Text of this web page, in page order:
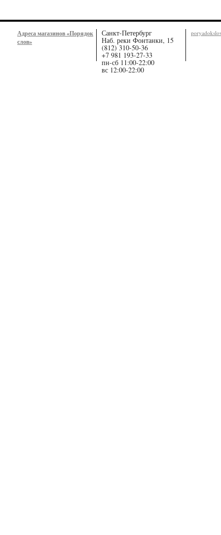
Адреса магазинов «Порядок
слов»
Санкт-Петербург
Наб. реки Фонтанки, 15
(812) 310-50-36
+7 981 193-27-33
пн-сб 11:00-22:00
вс 12:00-22:00